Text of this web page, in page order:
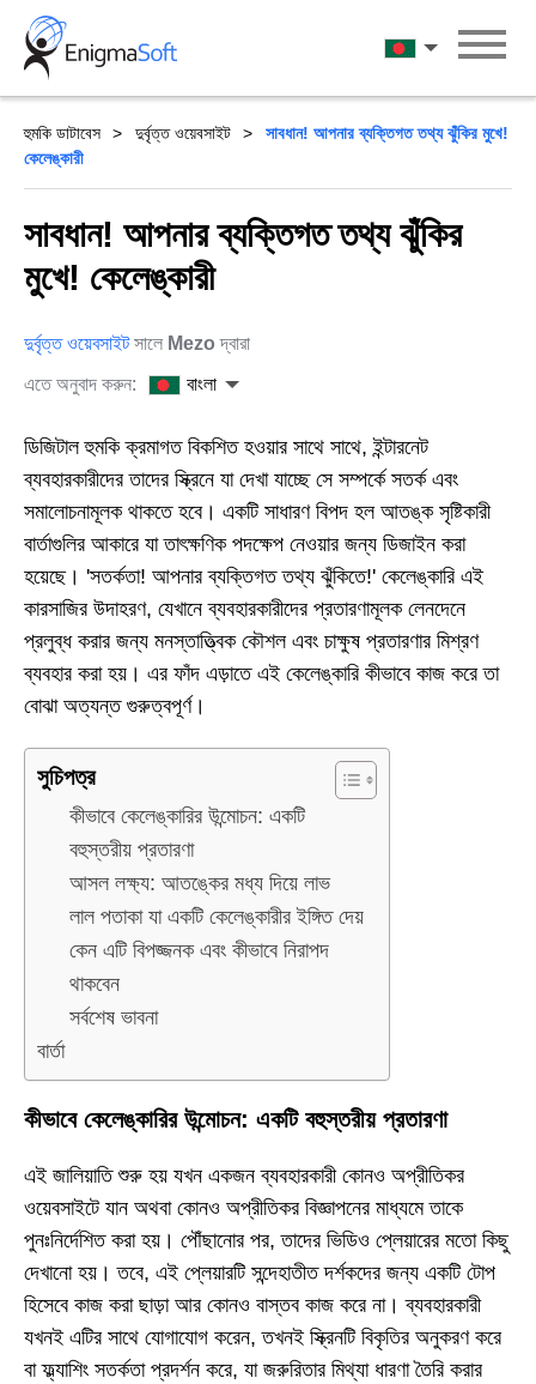
Skip
content
বাংলা
হুমকি ডাটাবেস দুর্বৃত্ত ওয়েবসাইট
সাবধান! আপনার ব্যক্তিগত তথ্য ঝুঁকির মুখে!
কেলেঙ্কারী
সাবধান! আপনার ব্যক্তিগত তথ্য ঝুঁকির
মুখে! কেলেঙ্কারী
দুর্বৃত্ত ওয়েবসাইটসালে Mezo দ্বারা
এতে অনুবাদ করুন:
বাংলা
ডিজিটাল হুমকি ক্রমাগত বিকশিত হওয়ার সাথে সাথে, ইন্টারনেট
ব্যবহারকারীদের তাদের স্ক্রিনে যা দেখা যাচ্ছে সে সম্পর্কে সতর্ক এবং
সমালোচনামূলক থাকতে হবে। একটি সাধারণ বিপদ হল আতঙ্ক সৃষ্টিকারী
বার্তাগুলির আকারে যা তাৎক্ষণিক পদক্ষেপ নেওয়ার জন্য ডিজাইন করা
হয়েছে। 'সতর্কতা! আপনার ব্যক্তিগত তথ্য ঝুঁকিতে!' কেলেঙ্কারি এই
কারসাজির উদাহরণ, যেখানে ব্যবহারকারীদের প্রতারণামূলক লেনদেনে
প্রলুব্ধ করার জন্য মনস্তাত্ত্বিক কৌশল এবং চাক্ষুষ প্রতারণার মিশ্রণ
ব্যবহার করা হয়। এর ফাঁদ এড়াতে এই কেলেঙ্কারি কীভাবে কাজ করে তা
বোঝা অত্যন্ত গুরুত্বপূর্ণ।
সুচিপত্র
কীভাবে কেলেঙ্কারির উন্মোচন: একটি
বহুস্তরীয় প্রতারণা
আসল লক্ষ্য: আতঙ্কের মধ্য দিয়ে লাভ
লাল পতাকা যা একটি কেলেঙ্কারীর ইঙ্গিত দেয়
কেন এটি বিপজ্জনক এবং কীভাবে নিরাপদ
থাকবেন
সর্বশেষ ভাবনা
বার্তা
কীভাবে কেলেঙ্কারির উন্মোচন: একটি বহুস্তরীয় প্রতারণা
এই জালিয়াতি শুরু হয় যখন একজন ব্যবহারকারী কোনও অপ্রীতিকর
ওয়েবসাইটে যান অথবা কোনও অপ্রীতিকর বিজ্ঞাপনের মাধ্যমে তাকে
পুনঃনির্দেশিত করা হয়। পৌঁছানোর পর, তাদের ভিডিও প্লেয়ারের মতো কিছু
দেখানো হয়। তবে, এই প্লেয়ারটি সন্দেহাতীত দর্শকদের জন্য একটি টোপ
হিসেবে কাজ করা ছাড়া আর কোনও বাস্তব কাজ করে না। ব্যবহারকারী
যখনই এটির সাথে যোগাযোগ করেন, তখনই স্ক্রিনটি বিকৃতির অনুকরণ করে
বা ফ্ল্যাশিং সতর্কতা প্রদর্শন করে, যা জরুরিতার মিথ্যা ধারণা তৈরি করার